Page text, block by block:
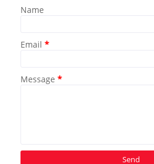
Name
Email *
Message *